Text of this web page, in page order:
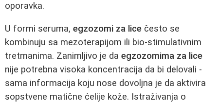
oporavka.
U formi seruma, egzozomi za lice često se
kombinuju sa mezoterapijom ili bio-stimulativnim
tretmanima. Zanimljivo je da egzozomima za lice
nije potrebna visoka koncentracija da bi delovali -
sama informacija koju nose dovoljna je da aktivira
sopstvene matične ćelije kože. Istraživanja o